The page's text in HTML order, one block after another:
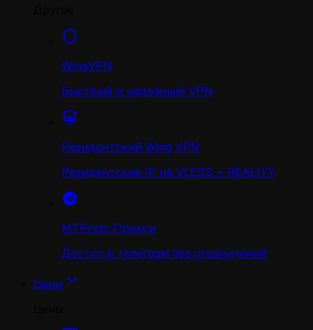
WingVPN
Быстрый и надежный VPN
Резидентский Wing VPN
Резидентские IP на VLESS + REALITY
MTProto Прокси
Доступ в телеграм без ограничений
Цены